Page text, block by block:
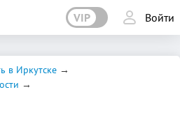
VIP Войти
в Иркутске